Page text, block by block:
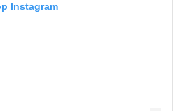
Instagram